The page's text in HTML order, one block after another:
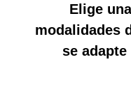
Elige
modalidades
se